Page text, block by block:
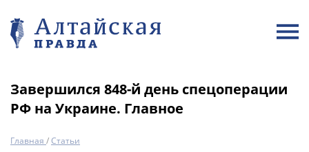
Завершился 848-й день спецоперации
РФ на Украине. Главное
Главная /Статьи